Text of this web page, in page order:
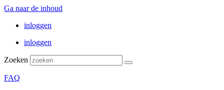
Ga naar de inhoud
inloggen
inloggen
Zoeken
FAQ